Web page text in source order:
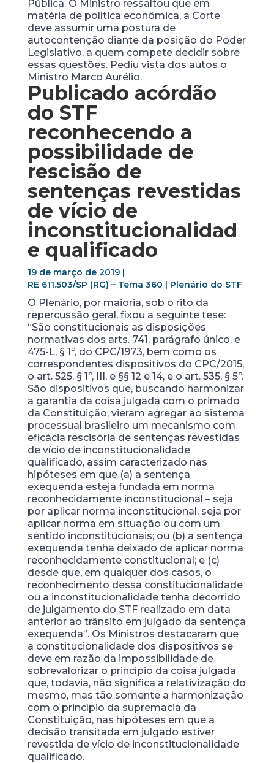
Pública. O Ministro ressaltou que em
matéria de política econômica, a Corte
deve assumir uma postura de
autocontenção diante da posição do Poder
Legislativo, a quem compete decidir sobre
essas questões. Pediu vista dos autos o
Ministro Marco Aurélio.
Publicado acórdão
do STF
reconhecendo a
possibilidade de
rescisão de
sentenças revestidas
de vício de
inconstitucionalidad
e qualificado
19 de março de 2019 |
RE 611.503/SP (RG) – Tema 360 | Plenário do STF
O Plenário, por maioria, sob o rito da
repercussão geral, fixou a seguinte tese:
“São constitucionais as disposições
normativas dos arts. 741, parágrafo único, e
475-L, § 1º, do CPC/1973, bem como os
correspondentes dispositivos do CPC/2015,
o art. 525, § 1º, III, e §§ 12 e 14, e o art. 535, § 5º.
São dispositivos que, buscando harmonizar
a garantia da coisa julgada com o primado
da Constituição, vieram agregar ao sistema
processual brasileiro um mecanismo com
eficácia rescisória de sentenças revestidas
de vício de inconstitucionalidade
qualificado, assim caracterizado nas
hipóteses em que (a) a sentença
exequenda esteja fundada em norma
reconhecidamente inconstitucional – seja
por aplicar norma inconstitucional, seja por
aplicar norma em situação ou com um
sentido inconstitucionais; ou (b) a sentença
exequenda tenha deixado de aplicar norma
reconhecidamente constitucional; e (c)
desde que, em qualquer dos casos, o
reconhecimento dessa constitucionalidade
ou a inconstitucionalidade tenha decorrido
de julgamento do STF realizado em data
anterior ao trânsito em julgado da sentença
exequenda”. Os Ministros destacaram que
a constitucionalidade dos dispositivos se
deve em razão da impossibilidade de
sobrevalorizar o princípio da coisa julgada
que, todavia, não significa a relativização do
mesmo, mas tão somente a harmonização
com o princípio da supremacia da
Constituição, nas hipóteses em que a
decisão transitada em julgado estiver
revestida de vício de inconstitucionalidade
qualificado.